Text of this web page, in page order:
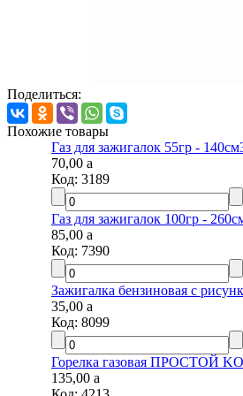
Поделиться:
Похожие товары
Газ для зажигалок 55гр -
70,00a
Код:3189
Газ для зажигалок 100гр -
85,00a
Код:7390
Зажигалка бензиновая с
35,00a
Код:8099
Горелка газовая ПРОСТОЙ
135,00a